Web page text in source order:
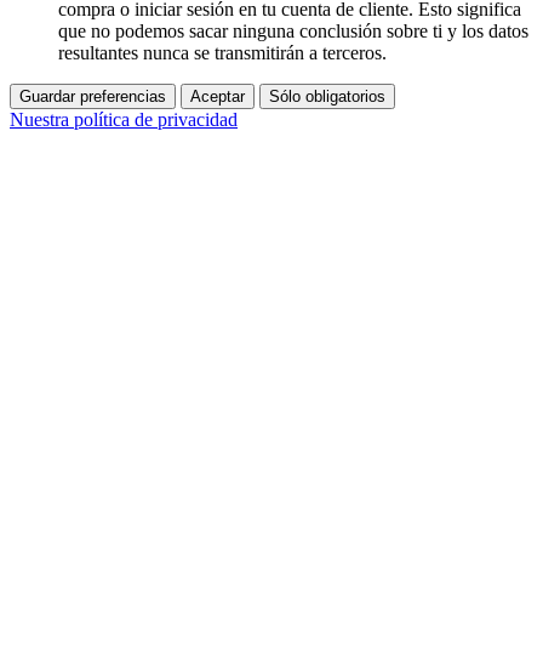
compra o iniciar sesión en tu cuenta de cliente. Esto significa
que no podemos sacar ninguna conclusión sobre ti y los datos
resultantes nunca se transmitirán a terceros.
Guardar preferencias Aceptar Sólo obligatorios
Nuestra política de privacidad